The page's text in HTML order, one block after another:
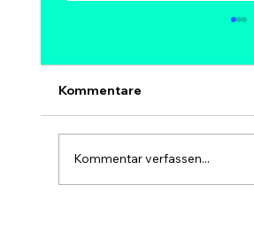
Ja, 1 Million Dollar pro
und kein kurzfristiges Ziel.
hätte Bitcoin eine
Kommentare
Kommentar verfassen...